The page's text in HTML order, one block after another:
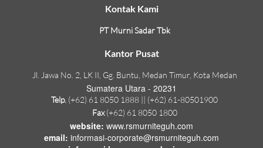
Kontak Kami
PT Murni Sadar Tbk
Kantor Pusat
Jl. Jawa No. 2, LK II, Gg. Buntu, Medan Timur, Kota Medan
Sumatera Utara - 20231
Telp. (+62) 61 8050 1888 || (+62) 61-80501900
Fax(+62) 61 8050 1800
website: www.rsmurniteguh.com
email: informasi-corporate@rsmurniteguh.com